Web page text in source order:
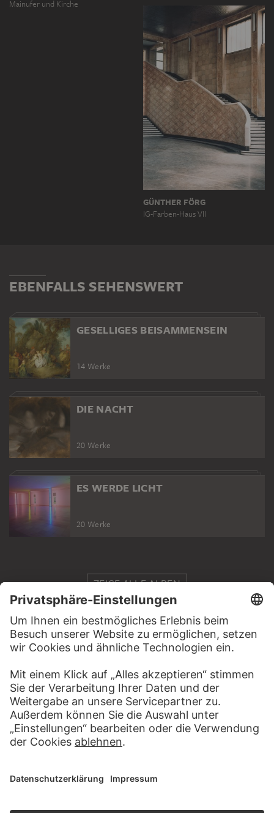
Mainufer und Kirche
GÜNTHER FÖRG
IG-Farben-Haus VII
EBENFALLS SEHENSWERT
GESELLIGES BEISAMMENSEIN
14 Werke
DIE NACHT
20 Werke
ES WERDE LICHT
20 Werke
ZEIGE ALLE ALBEN
RECHTLICHES
Datenschutz
Copyright © 2026 Städel Museum
All rights reserved.
DIGITALE SAMMLUNG
Startseite
Künstler
Über die Digitale Sammlung